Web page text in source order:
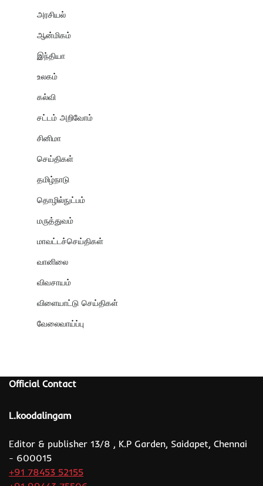
அரசியல்
ஆன்மிகம்
இந்தியா
உலகம்
கல்வி
சட்டம் அறிவோம்
சினிமா
செய்திகள்
தமிழ்நாடு
தொழில்நுட்பம்
மருத்துவம்
மாவட்டச்செய்திகள்
வானிலை
விவசாயம்
விளையாட்டு செய்திகள்
வேலைவாய்ப்பு
Official Contact
L.koodalingam
Editor & publisher 13/8 , K.P Garden, Saidapet, Chennai
- 600015
+91 78453 52155